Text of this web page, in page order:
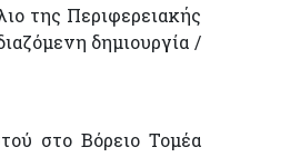
της Περιφερειακής
δημιουργία /
στο Βόρειο Τομέα